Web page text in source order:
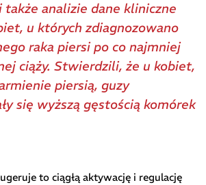
analizie dane kliniczne
u których zdiagnozowano
raka piersi po co najmniej
ciąży. Stwierdzili, że u kobiet,
piersią, guzy
się wyższą gęstością komórek
to ciągłą aktywację i regulację